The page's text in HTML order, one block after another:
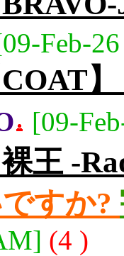
Feb-
COAT
[09-
裸王 -
すか?
(4 )